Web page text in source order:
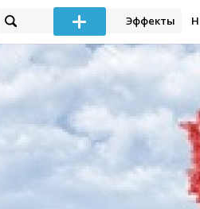
Эффекты